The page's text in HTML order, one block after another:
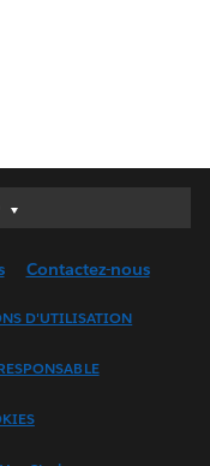
Contactez-nous
D'UTILISATION